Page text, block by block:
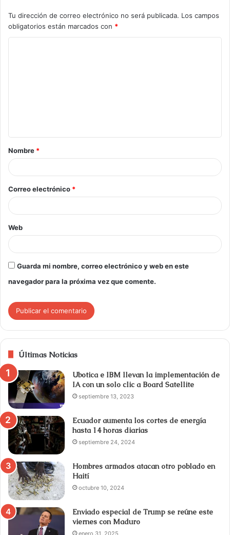
Tu dirección de correo electrónico no será publicada. Los campos
obligatorios están marcados con *
Nombre *
Correo electrónico *
Web
Guarda mi nombre, correo electrónico y web en este
navegador para la próxima vez que comente.
Últimas Noticias
Ubotica e IBM llevan la implementación de
IA con un solo clic a Board Satellite
septiembre 13, 2023
Ecuador aumenta los cortes de energía
hasta 14 horas diarias
septiembre 24, 2024
Hombres armados atacan otro poblado en
Haití
octubre 10, 2024
Enviado especial de Trump se reúne este
viernes con Maduro
enero 31, 2025